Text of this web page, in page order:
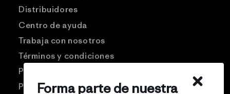
Distribuidores
Centro de ayuda
Trabaja con nosotros
Términos y condiciones
Patagonia USA
Preguntas frecuentes
Forma parte de nuestra